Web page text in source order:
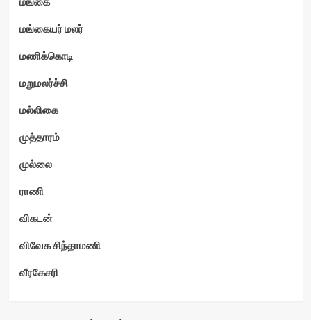
மங்கையர் மலர்
மணிக்கொடி
மறுமலர்ச்சி
மல்லிகை
முத்தாரம்
முல்லை
ராணி
விகடன்
விவேக சிந்தாமணி
வீரகேசரி